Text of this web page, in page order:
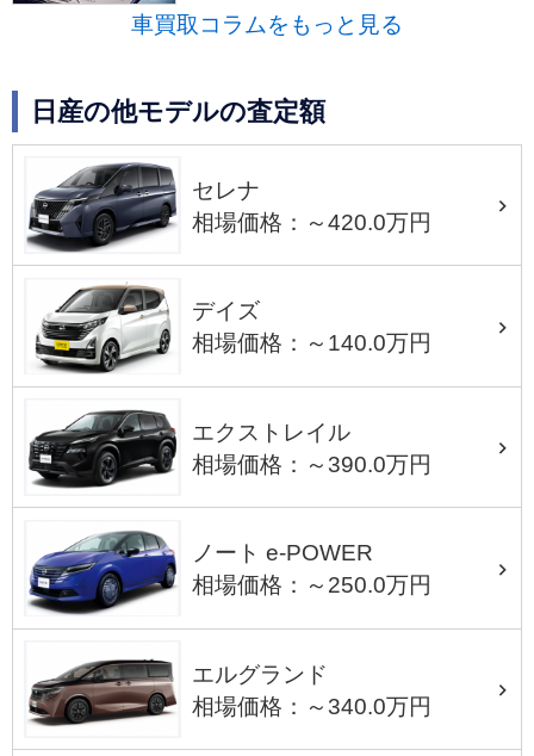
車買取コラムをもっと見る
日産の他モデルの査定額
セレナ
相場価格：～420.0万円
デイズ
相場価格：～140.0万円
エクストレイル
相場価格：～390.0万円
ノート e-POWER
相場価格：～250.0万円
エルグランド
相場価格：～340.0万円